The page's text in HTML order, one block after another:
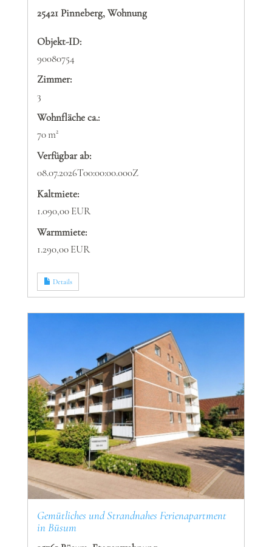
25421 Pinneberg, Wohnung
Objekt-ID:
90080754
Zimmer:
3
Wohnfläche ca.:
70 m²
Verfügbar ab:
08.07.2026T00:00:00.000Z
Kaltmiete:
1.090,00 EUR
Warmmiete:
1.290,00 EUR
Details
Gemütliches und Strandnahes Ferienapartment
in Büsum